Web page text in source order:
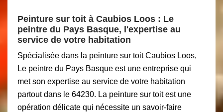
Peinture sur toit à Caubios Loos : Le
peintre du Pays Basque, l'expertise au
service de votre habitation
Spécialisée dans la peinture sur toit Caubios Loos,
Le peintre du Pays Basque est une entreprise qui
met son expertise au service de votre habitation
partout dans le 64230. La peinture sur toit est une
opération délicate qui nécessite un savoir-faire